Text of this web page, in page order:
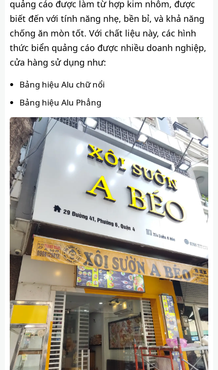
quảng cáo được làm từ hợp kim nhôm, được
biết đến với tính năng nhẹ, bền bỉ, và khả năng
chống ăn mòn tốt. Với chất liệu này, các hình
thức biển quảng cáo được nhiều doanh nghiệp,
cửa hàng sử dụng như:
Bảng hiệu Alu chữ nổi
Bảng hiệu Alu Phẳng